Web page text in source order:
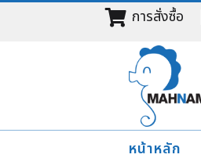
การสั่งซื้อ
หน้าหลัก